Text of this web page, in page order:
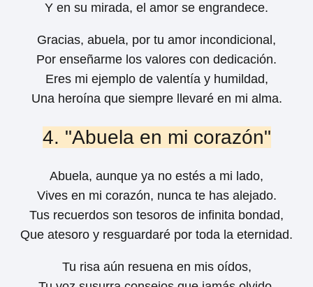
Y en su mirada, el amor se engrandece.
Gracias, abuela, por tu amor incondicional,
Por enseñarme los valores con dedicación.
Eres mi ejemplo de valentía y humildad,
Una heroína que siempre llevaré en mi alma.
4. "Abuela en mi corazón"
Abuela, aunque ya no estés a mi lado,
Vives en mi corazón, nunca te has alejado.
Tus recuerdos son tesoros de infinita bondad,
Que atesoro y resguardaré por toda la eternidad.
Tu risa aún resuena en mis oídos,